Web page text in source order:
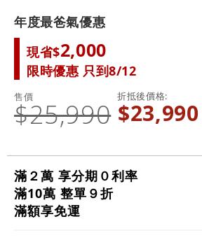
年度最爸氣優惠
現省$2,000
限時優惠 只到8/12
折抵後價格
$23,990
售價
$25,990
滿２萬 享分期０利率
滿10萬 整單９折
滿額享免運